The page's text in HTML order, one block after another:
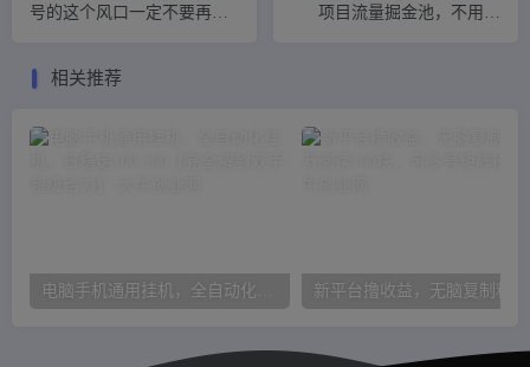
号的这个风口一定不要再错
项目流量掘金池，不用撸
相关推荐